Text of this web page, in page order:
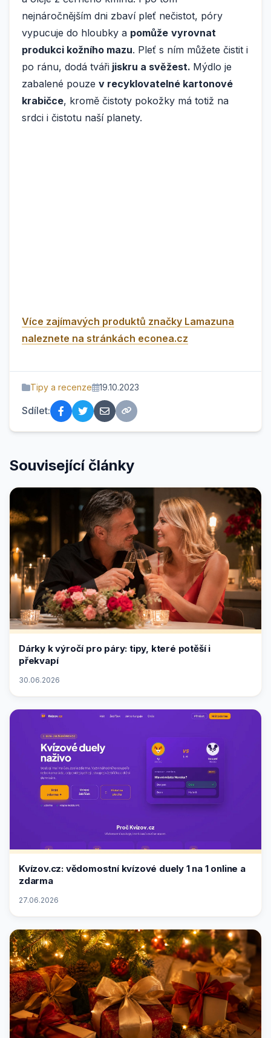
nejnáročnějším dni zbaví pleť nečistot, póry
vypucuje do hloubky a pomůže vyrovnat
produkci kožního mazu. Pleť s ním můžete čistit i
po ránu, dodá tváři jiskru a svěžest. Mýdlo je
zabalené pouze v recyklovatelné kartonové
krabičce, kromě čistoty pokožky má totiž na
srdci i čistotu naší planety.
Více zajímavých produktů značky Lamazuna
naleznete na stránkách econea.cz
Tipy a recenze 19.10.2023
Sdílet:
Související články
Dárky k výročí pro páry: tipy, které potěší i
překvapí
30.06.2026
Kvízov.cz: vědomostní kvízové duely 1 na 1 online a
zdarma
27.06.2026